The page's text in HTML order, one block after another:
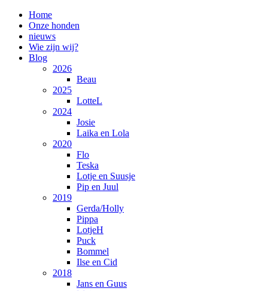
Home
Onze honden
nieuws
Wie zijn wij?
Blog
2026
Beau
2025
LotteL
2024
Josie
Laika en Lola
2020
Flo
Teska
Lotje en Suusje
Pip en Juul
2019
Gerda/Holly
Pippa
LotjeH
Puck
Bommel
Ilse en Cid
2018
Jans en Guus